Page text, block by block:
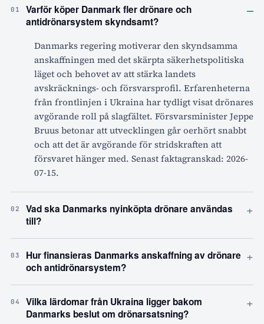
01
Varför köper Danmark fler drönare och
antidrönarsystem skyndsamt?
–
Danmarks regering motiverar den skyndsamma
anskaffningen med det skärpta säkerhetspolitiska
läget och behovet av att stärka landets
avskräcknings- och försvarsprofil. Erfarenheterna
från frontlinjen i Ukraina har tydligt visat drönares
avgörande roll på slagfältet. Försvarsminister Jeppe
Bruus betonar att utvecklingen går oerhört snabbt
och att det är avgörande för stridskraften att
försvaret hänger med. Senast faktagranskad: 2026-
07-15.
02
Vad ska Danmarks nyinköpta drönare användas
till?
+
03
Hur finansieras Danmarks anskaffning av drönare
och antidrönarsystem?
+
04
Vilka lärdomar från Ukraina ligger bakom
Danmarks beslut om drönarsatsning?
+